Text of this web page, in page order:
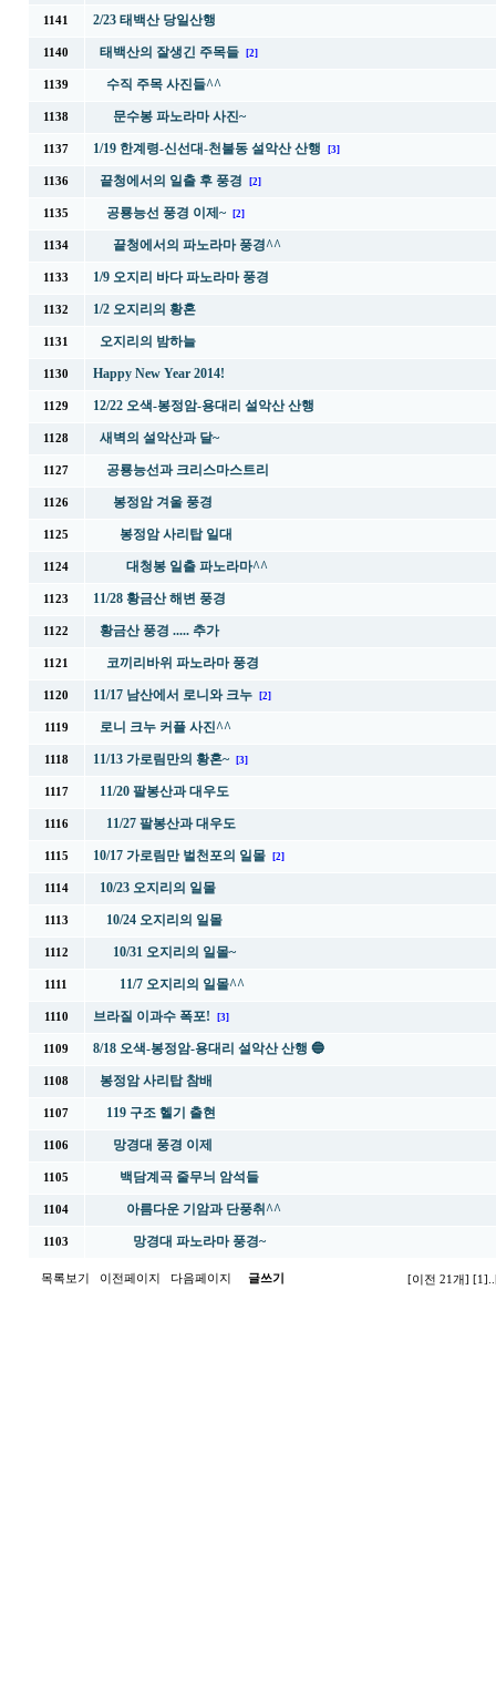
1141 2/23 태백산 당일산행
1140 태백산의 잘생긴 주목들 [2]
1139 수직 주목 사진들^^
1138 문수봉 파노라마 사진~
1137 1/19 한계령-신선대-천불동 설악산 산행 [3]
1136 끝청에서의 일출 후 풍경 [2]
1135 공룡능선 풍경 이제~ [2]
1134 끝청에서의 파노라마 풍경^^
1133 1/9 오지리 바다 파노라마 풍경
1132 1/2 오지리의 황혼
1131 오지리의 밤하늘
1130 Happy New Year 2014!
1129 12/22 오색-봉정암-용대리 설악산 산행
1128 새벽의 설악산과 달~
1127 공룡능선과 크리스마스트리
1126 봉정암 겨울 풍경
1125 봉정암 사리탑 일대
1124 대청봉 일출 파노라마^^
1123 11/28 황금산 해변 풍경
1122 황금산 풍경 ..... 추가
1121 코끼리바위 파노라마 풍경
1120 11/17 남산에서 로니와 크누 [2]
1119 로니 크누 커플 사진^^
1118 11/13 가로림만의 황혼~ [3]
1117 11/20 팔봉산과 대우도
1116 11/27 팔봉산과 대우도
1115 10/17 가로림만 벌천포의 일몰 [2]
1114 10/23 오지리의 일몰
1113 10/24 오지리의 일몰
1112 10/31 오지리의 일몰~
1111 11/7 오지리의 일몰^^
1110 브라질 이과수 폭포! [3]
1109 8/18 오색-봉정암-용대리 설악산 산행 🔵
1108 봉정암 사리탑 참배
1107 119 구조 헬기 출현
1106 망경대 풍경 이제
1105 백담계곡 줄무늬 암석들
1104 아름다운 기암과 단풍취^^
1103 망경대 파노라마 풍경~
목록보기 이전페이지 다음페이지 글쓰기 [이전 21개] [1]